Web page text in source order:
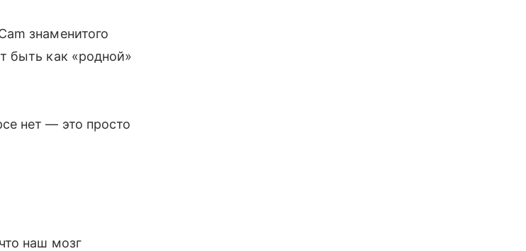
знаменитого
быть как «родной»
нет — это просто
наш мозг